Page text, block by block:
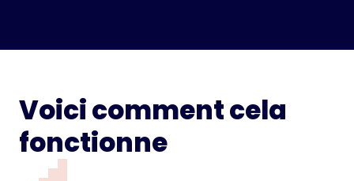
Voici comment cela
fonctionne